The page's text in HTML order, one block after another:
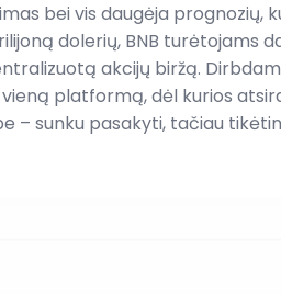
bei vis daugėja prognozių,
dolerių, BNB turėtojams
akcijų biržą.
platformą, dėl kurios
– sunku pasakyti, tačiau